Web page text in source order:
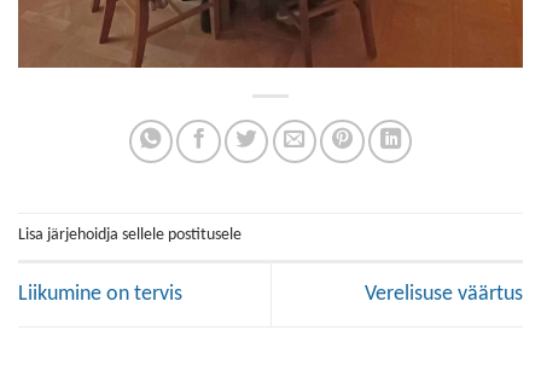
Lisa järjehoidja sellele postitusele
Liikumine on tervis Verelisuse väärtus